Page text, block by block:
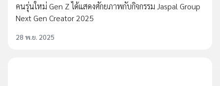
คนรุ่นใหม่ Gen Z ได้แสดงศักยภาพกับกิจกรรม Jaspal Group
Next Gen Creator 2025
28 พ.ย. 2025